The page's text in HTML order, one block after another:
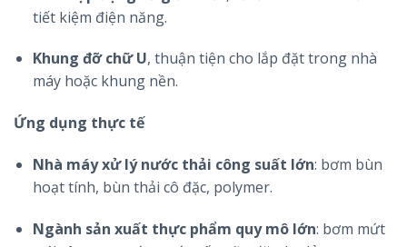
tiết kiệm điện năng.
Khung đỡ chữ U, thuận tiện cho lắp đặt trong nhà
máy hoặc khung nền.
Ứng dụng thực tế
Nhà máy xử lý nước thải công suất lớn: bơm bùn
hoạt tính, bùn thải cô đặc, polymer.
Ngành sản xuất thực phẩm quy mô lớn: bơm mứt